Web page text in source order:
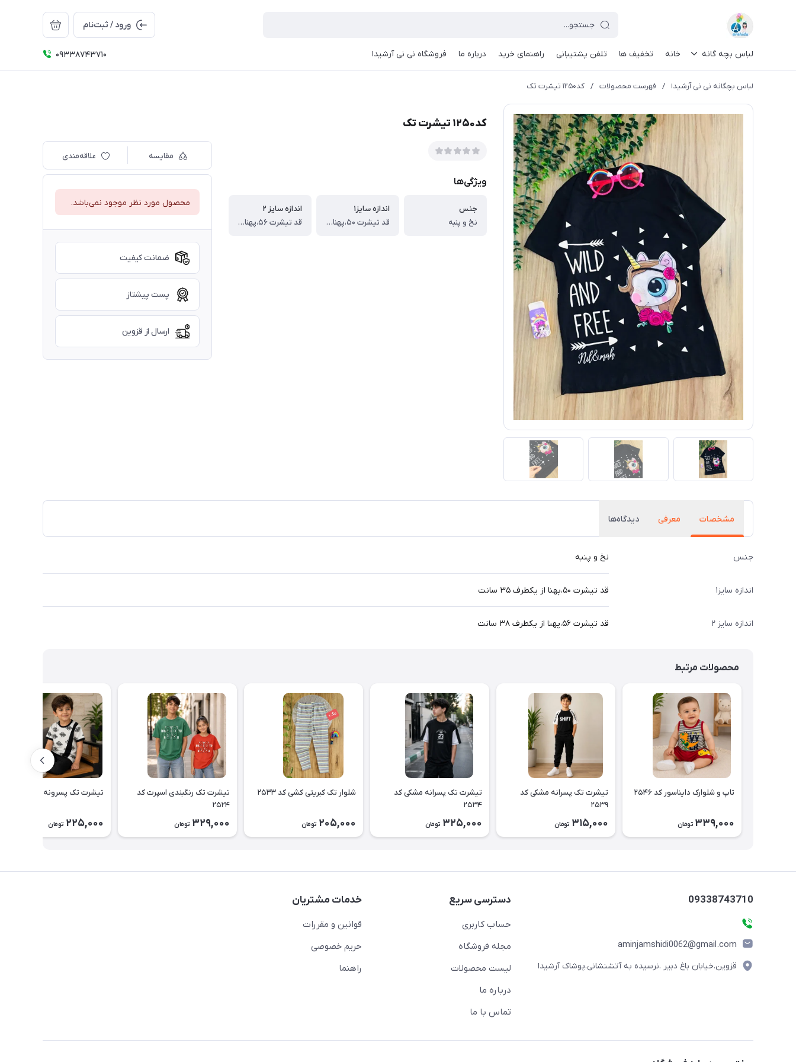
ورود / ثبت‌نام
لباس بچه گانه خانه تخفیف ها تلفن پشتیبانی راهنمای خرید درباره ما فروشگاه نی نی آرشیدا 09338743710
لباس بچگانه نی نی آرشیدا / فهرست محصولات / کد۱۲۵۰ تیشرت تک
کد۱۲۵۰ تیشرت تک
ویژگی‌ها
جنس
نخ و پنبه
اندازه سایز۱
قد تیشرت ۵۰،پهنا از یکطرف ۳۵ سانت
اندازه سایز ۲
قد تیشرت ۵۶،پهنا از یکطرف ۳۸ سانت
مقایسه علاقه‌مندی
محصول مورد نظر موجود نمی‌باشد.
ضمانت کیفیت
پست پیشتاز
ارسال از قزوین
مشخصات معرفی دیدگاه‌ها
جنس نخ و پنبه
اندازه سایز۱ قد تیشرت ۵۰،پهنا از یکطرف ۳۵ سانت
اندازه سایز ۲ قد تیشرت ۵۶،پهنا از یکطرف ۳۸ سانت
محصولات مرتبط
تاپ و شلوارک دایناسور کد ۲۵۴۶
339,000 تومان
تیشرت تک پسرانه مشکی کد
۲۵۳۹
315,000 تومان
تیشرت تک پسرانه مشکی کد
۲۵۳۴
325,000 تومان
شلوار تک کبریتی کشی کد ۲۵۳۳
205,000 تومان
تیشرت تک رنگبندی اسپرت کد
۲۵۲۴
329,000 تومان
تیشرت تک پسرونه کد ۲۵۲۲
225,000 تومان
09338743710
aminjamshidi0062@gmail.com
قزوین.خیابان باغ دبیر .نرسیده به آتشنشانی.پوشاک آرشیدا
دسترسی سریع
حساب کاربری
مجله فروشگاه
لیست محصولات
درباره ما
تماس با ما
خدمات مشتریان
قوانین و مقررات
حریم خصوصی
راهنما